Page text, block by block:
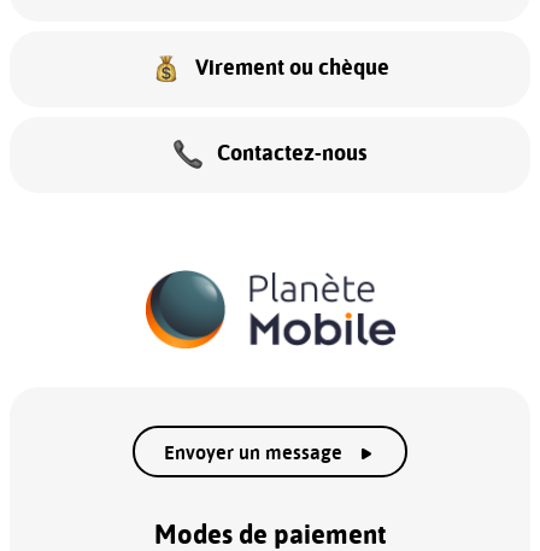
Virement ou chèque
Contactez-nous
Envoyer un message
Modes de paiement